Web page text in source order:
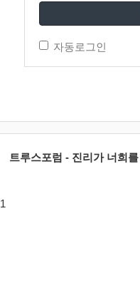
자동로그인
트루스포럼 - 진리가 너희
1